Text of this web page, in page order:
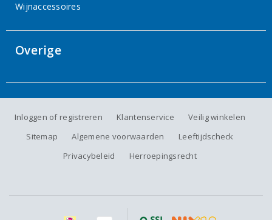
Wijnaccessoires
Overige
Inloggen of registreren Klantenservice
Veilig winkelen
Sitemap
Algemene voorwaarden
Leeftijdscheck
Privacybeleid
Herroepingsrecht